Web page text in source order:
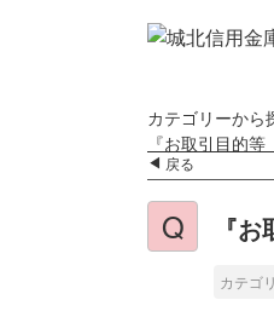
カテゴリーから
『お取引目的
戻る
『
カテゴ